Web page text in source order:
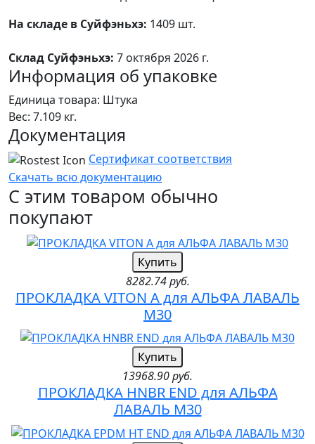
На складе в Суйфэньхэ: 1409 шт.
Склад Суйфэньхэ: 7 октября 2026 г.
Информация об упаковке
Единица товара: Штука
Вес: 7.109 кг.
Документация
Сертификат соответствия
Скачать всю документацию
С этим товаром обычно
покупают
Купить
8282.74 руб.
ПРОКЛАДКА VITON A для АЛЬФА ЛАВАЛЬ
M30
Купить
13968.90 руб.
ПРОКЛАДКА HNBR END для АЛЬФА
ЛАВАЛЬ M30